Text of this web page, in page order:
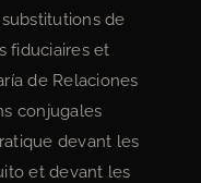
de
fiduciaires et
de Relaciones
conjugales
devant les
et devant les